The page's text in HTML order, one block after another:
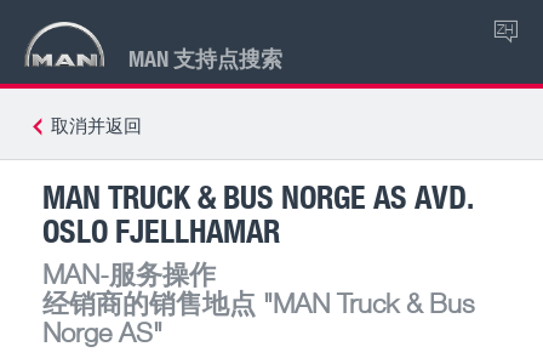
MAN 支持点搜索
ZH
取消并返回
MAN TRUCK & BUS NORGE AS AVD.
OSLO FJELLHAMAR
MAN-服务操作
经销商的销售地点 "MAN Truck & Bus
Norge AS"